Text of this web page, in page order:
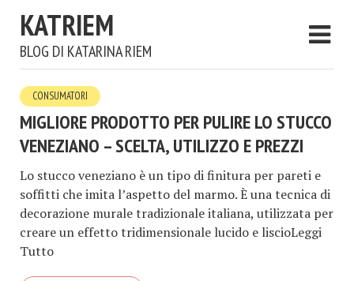
KATRIEM
BLOG DI KATARINA RIEM
CONSUMATORI
MIGLIORE PRODOTTO PER PULIRE LO STUCCO
VENEZIANO – SCELTA, UTILIZZO E PREZZI
Lo stucco veneziano è un tipo di finitura per pareti e
soffitti che imita l’aspetto del marmo. È una tecnica di
decorazione murale tradizionale italiana, utilizzata per
creare un effetto tridimensionale lucido e liscioLeggi
Tutto